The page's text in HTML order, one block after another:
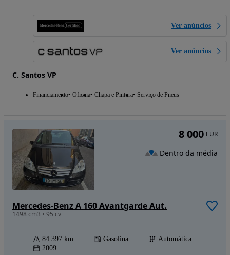
Ver anúncios
Ver anúncios
C. Santos VP
Financiamento Oficina Chapa e Pintura Serviço de Pneus
Mercedes-Benz A 160 Avantgarde Aut.
1498 cm3 • 95 cv
84 397 km Gasolina
Automática
2009
8 000 EUR
Dentro da média